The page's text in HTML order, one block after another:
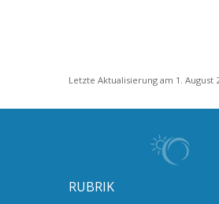
Letzte Aktualisierung am 1. August
RUBRIK